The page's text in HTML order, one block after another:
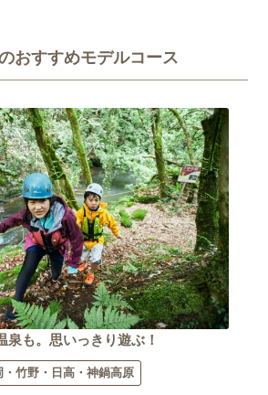
おすすめモデルコース
泉も。思いっきり遊ぶ！
竹野 日高・神鍋高原